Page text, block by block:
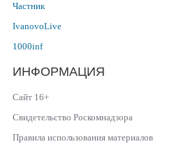
Частник
IvanovoLive
1000inf
ИНФОРМАЦИЯ
Сайт 16+
Свидетельство Роскомнадзора
Правила использования материалов